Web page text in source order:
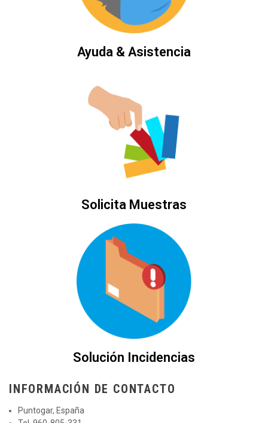
Ayuda & Asistencia
Solicita Muestras
Solución Incidencias
INFORMACIÓN DE CONTACTO
Puntogar, España